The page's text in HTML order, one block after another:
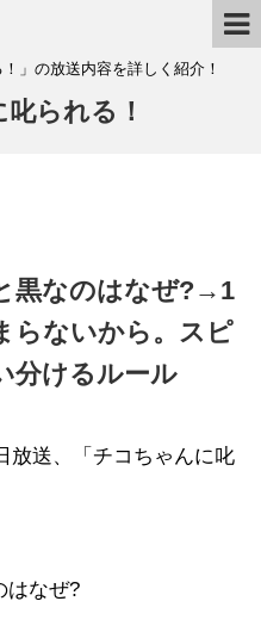
」の放送内容を詳しく紹介！
られる！
黒なのはなぜ?→1
らないから。スピ
分けるルール
放送、「チコちゃんに叱
はなぜ?